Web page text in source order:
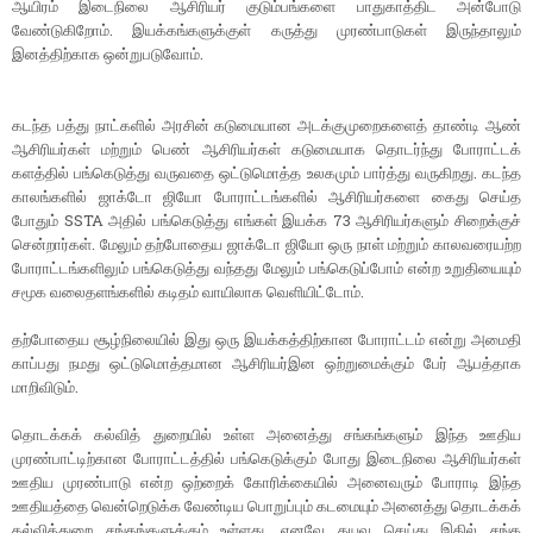
ஆயிரம் இடைநிலை ஆசிரியர் குடும்பங்களை பாதுகாத்திட அன்போடு
வேண்டுகிறோம். இயக்கங்களுக்குள் கருத்து முரண்பாடுகள் இருந்தாலும்
இனத்திற்காக ஒன்றுபடுவோம்.
கடந்த பத்து நாட்களில் அரசின் கடுமையான அடக்குமுறைகளைத் தாண்டி ஆண்
ஆசிரியர்கள் மற்றும் பெண் ஆசிரியர்கள் கடுமையாக தொடர்ந்து போராட்டக்
களத்தில் பங்கெடுத்து வருவதை ஒட்டுமொத்த உலகமும் பார்த்து வருகிறது. கடந்த
காலங்களில் ஜாக்டோ ஜியோ போராட்டங்களில் ஆசிரியர்களை கைது செய்த
போதும் SSTA அதில் பங்கெடுத்து எங்கள் இயக்க 73 ஆசிரியர்களும் சிறைக்குச்
சென்றார்கள். மேலும் தற்போதைய ஜாக்டோ ஜியோ ஒரு நாள் மற்றும் காலவரையற்ற
போராட்டங்களிலும் பங்கெடுத்து வந்தது மேலும் பங்கெடுப்போம் என்ற உறுதியையும்
சமூக வலைதளங்களில் கடிதம் வாயிலாக வெளியிட்டோம்.
தற்போதைய சூழ்நிலையில் இது ஒரு இயக்கத்திற்கான போராட்டம் என்று அமைதி
காப்பது நமது ஒட்டுமொத்தமான ஆசிரியர்இன ஒற்றுமைக்கும் பேர் ஆபத்தாக
மாறிவிடும்.
தொடக்கக் கல்வித் துறையில் உள்ள அனைத்து சங்கங்களும் இந்த ஊதிய
முரண்பாட்டிற்கான போராட்டத்தில் பங்கெடுக்கும் போது இடைநிலை ஆசிரியர்கள்
ஊதிய முரண்பாடு என்ற ஒற்றைக் கோரிக்கையில் அனைவரும் போராடி இந்த
ஊதியத்தை வென்றெடுக்க வேண்டிய பொறுப்பும் கடமையும் அனைத்து தொடக்கக்